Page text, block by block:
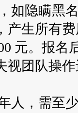
如隐瞒黑
产生所有
元。报
视团队操
人，需至